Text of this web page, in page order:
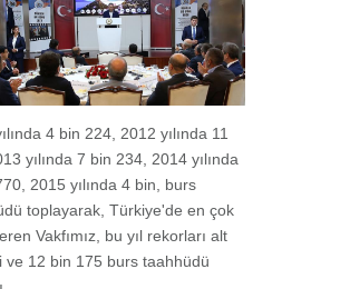
4 bin 224, 2012 yılında 11
yılında 7 bin 234, 2014 yılında
2015 yılında 4 bin, burs
toplayarak, Türkiye'de en çok
Vakfımız, bu yıl rekorları alt
ve 12 bin 175 burs taahhüdü